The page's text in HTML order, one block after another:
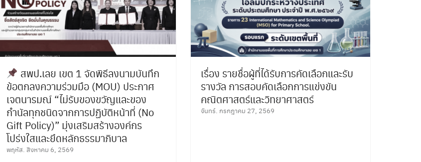
สพป.เลย เขต 1 จัดพิธีลงนามบันทึก
ข้อตกลงความร่วมมือ (MOU) ประกาศ
เจตนารมณ์ “ไม่รับของขวัญและของ
กำนัลทุกชนิดจากการปฏิบัติหน้าที่ (No
Gift Policy)” มุ่งเสริมสร้างองค์กร
โปร่งใสและยึดหลักธรรมาภิบาล
พฤหัส. สิงหาคม 6, 2569
เรื่อง รายชื่อผู้ที่ได้รับการคัดเลือกและรับ
รางวัล การสอบคัดเลือกการแข่งขัน
คณิตศาสตร์และวิทยาศาสตร์
จันทร์. กรกฎาคม 27, 2569